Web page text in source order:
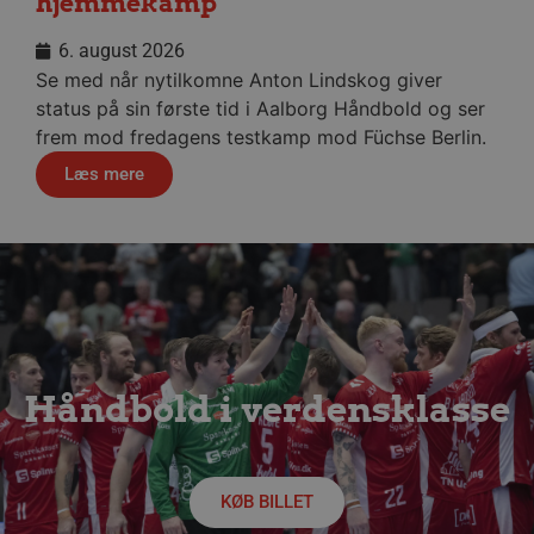
6. august 2026
Se med når nytilkomne Anton Lindskog giver
status på sin første tid i Aalborg Håndbold og ser
frem mod fredagens testkamp mod Füchse Berlin.
Læs mere
Håndbold i verdensklasse
KØB BILLET
__cf_bm
CookieScriptConsent
VISITOR_PRIVACY_METADATA
YouTube
.youtube.com
5
4
Google Privacy Policy